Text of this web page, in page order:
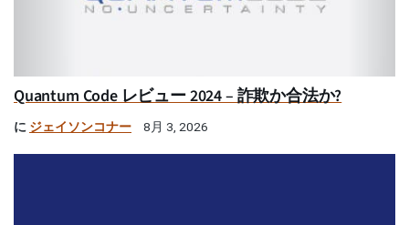
Quantum Code レビュー 2024 – 詐欺か合法か?
に ジェイソンコナー 8月 3, 2026